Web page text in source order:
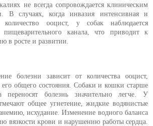
не всегда сопровождается клиническим
В случаях, когда инвазия интенсивная и
количество ооцист, у собак наблюдается
канала, что приводит к
в росте и развитии.
болезни зависит от количества ооцист,
его общего состояния. Собаки и кошки старше
переносят болезнь значительно легче. У
общее угнетение, жидкие водянистые
исхудание. Изменение водного баланса
вязкости крови и нарушению работы сердца.